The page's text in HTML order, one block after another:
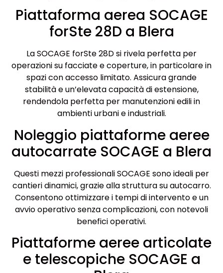
Piattaforma aerea SOCAGE
forSte 28D a Blera
La SOCAGE forSte 28D si rivela perfetta per
operazioni su facciate e coperture, in particolare in
spazi con accesso limitato. Assicura grande
stabilità e un’elevata capacità di estensione,
rendendola perfetta per manutenzioni edili in
ambienti urbani e industriali.
Noleggio piattaforme aeree
autocarrate SOCAGE a Blera
Questi mezzi professionali SOCAGE sono ideali per
cantieri dinamici, grazie alla struttura su autocarro.
Consentono ottimizzare i tempi di intervento e un
avvio operativo senza complicazioni, con notevoli
benefici operativi.
Piattaforme aeree articolate
e telescopiche SOCAGE a